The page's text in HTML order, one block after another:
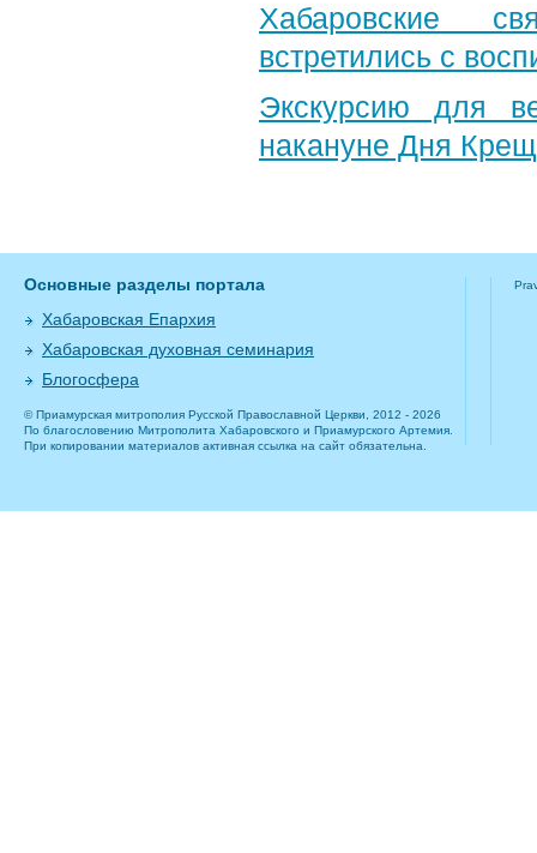
Хабаровские
встретились с
Экскурсию для
накануне Дня
Основные разделы портала
Хабаровская Епархия
Хабаровская духовная семинария
Блогосфера
© Приамурская митрополия Русской Православной Церкви, 2012 - 2026
По благословению Митрополита Хабаровского и Приамурского Артемия.
При копировании материалов активная ссылка на сайт обязательна.